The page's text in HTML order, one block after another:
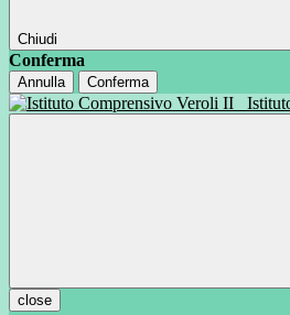
Chiudi
Conferma
Annulla Conferma
close